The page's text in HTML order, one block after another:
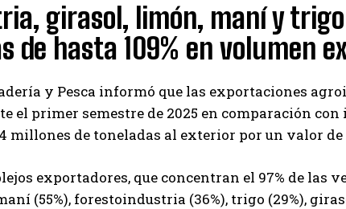
girasol, limón, maní y
de hasta 109% en volumen
y Pesca informó que las exportaciones
el primer semestre de 2025 en comparación
millones de toneladas al exterior por un valor de
exportadores, que concentran el 97% de las
(55%), forestoindustria (36%), trigo (29%),